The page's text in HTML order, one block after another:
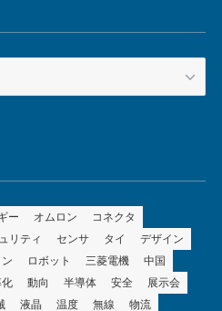
ー オムロン
コネクタ
リティ センサ タイ
デザイン
ロボット 三菱電機
中国
動向 半導体 安全
展示会
液晶 温度 無線 物流